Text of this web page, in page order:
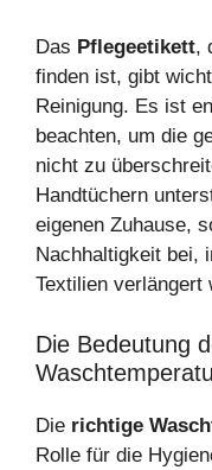
Das Pflegeetikett,
finden ist, gibt
Reinigung. Es ist
beachten, um die
nicht zu
Handtüchern
eigenen Zuhause,
Nachhaltigkeit bei,
Textilien verlängert
Die Bedeutung
Die richtige
Rolle für die